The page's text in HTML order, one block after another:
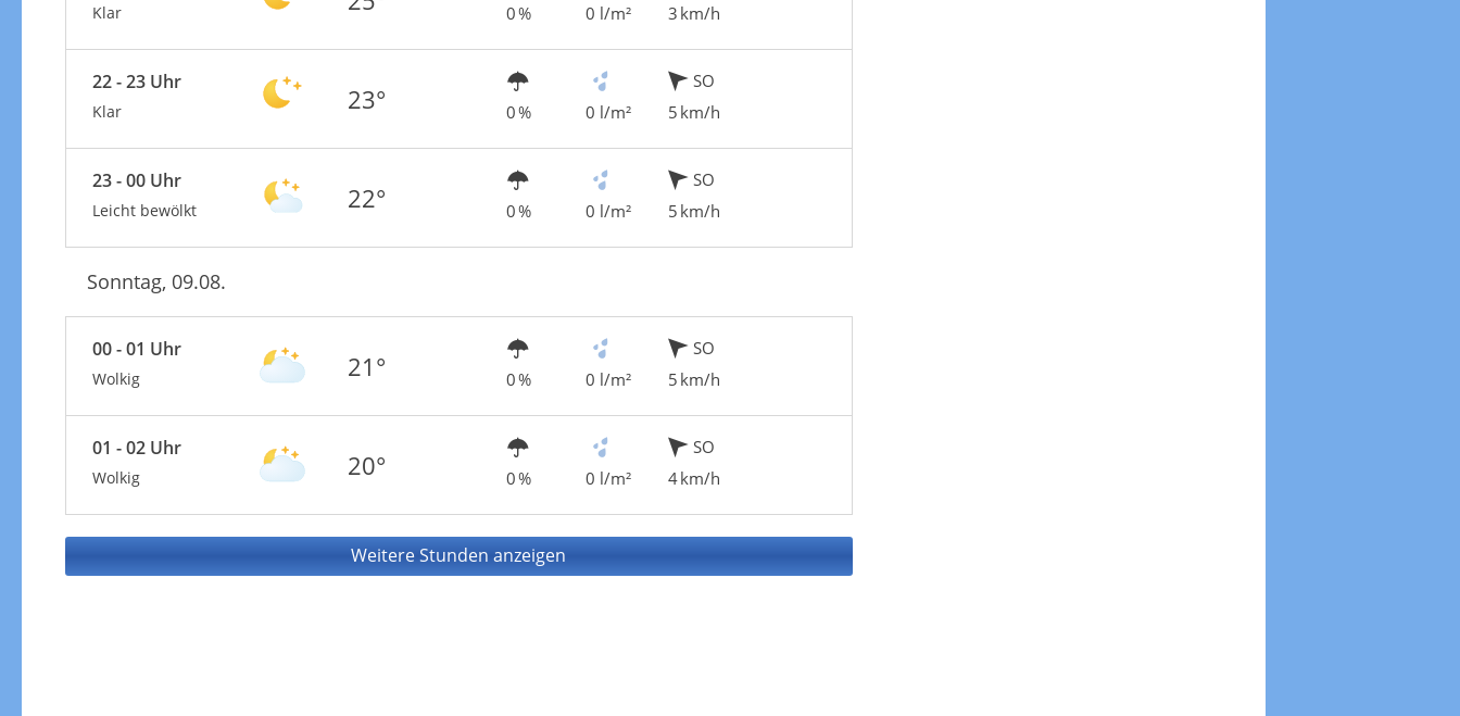
Klar 0 % 0 l/m²
3 km/h
22 - 23 Uhr
Klar 23° 0 % 0 l/m²
SO
5 km/h
23 - 00 Uhr
Leicht bewölkt 22° 0 % 0 l/m²
SO
5 km/h
Sonntag, 09.08.
00 - 01 Uhr
Wolkig 21° 0 % 0 l/m²
SO
5 km/h
01 - 02 Uhr
Wolkig 20° 0 % 0 l/m²
SO
4 km/h
Weitere Stunden anzeigen